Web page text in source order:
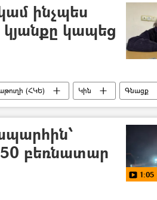
ինչպես
կյանքը կապեց
(ՀԿԵ) Կին
Գնացք
բեռնատար
1:05